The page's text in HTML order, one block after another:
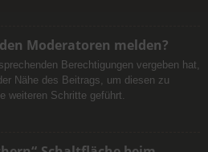
Moderatoren melden?
Berechtigungen vergeben hat,
Nähe des Beitrags, um diesen zu
weiteren Schritte geführt.